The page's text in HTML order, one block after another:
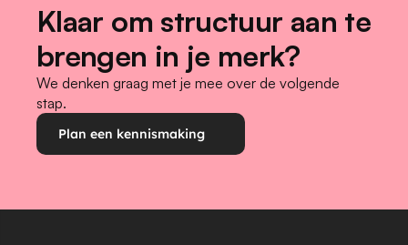
Klaar om structuur aan te
brengen in je merk?
We denken graag met je mee over de volgende
stap.
Plan een kennismaking